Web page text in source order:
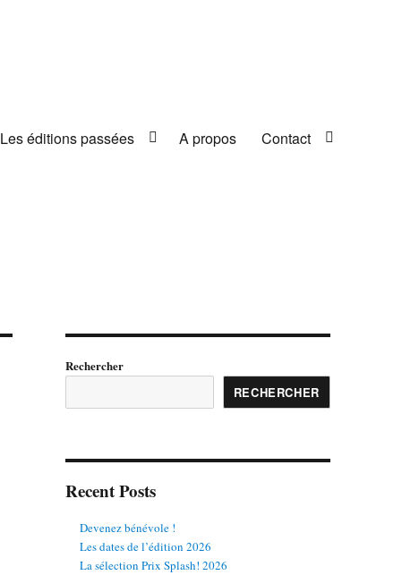
Les éditions passées A propos Contact
Rechercher
RECHERCHER
Recent Posts
Devenez bénévole !
Les dates de l’édition 2026
La sélection Prix Splash! 2026